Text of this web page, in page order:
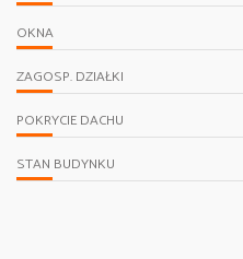
OKNA
ZAGOSP. DZIAŁKI
POKRYCIE DACHU
STAN BUDYNKU